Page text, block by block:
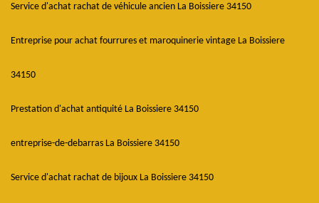
Service d'achat rachat de véhicule ancien La Boissiere 34150
Entreprise pour achat fourrures et maroquinerie vintage La Boissiere
34150
Prestation d'achat antiquité La Boissiere 34150
entreprise-de-debarras La Boissiere 34150
Service d'achat rachat de bijoux La Boissiere 34150